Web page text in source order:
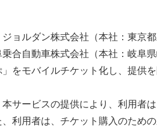
ョルダン株式会社（本社：東京
乗合自動車株式会社（本社：岐阜
」をモバイルチケット化し、提供を
サービスの提供により、利用者
、利用者は、チケット購入のため